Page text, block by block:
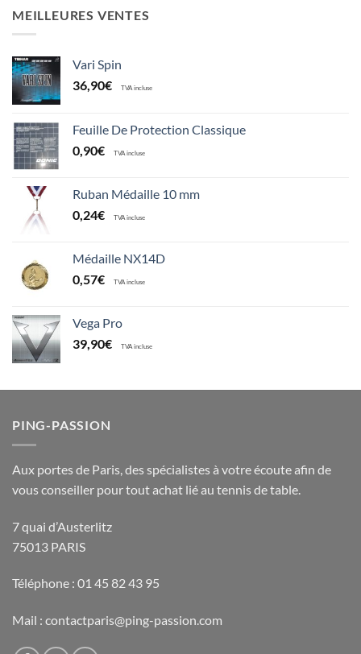
MEILLEURES VENTES
Vari Spin
36,90€ TVA incluse
Feuille De Protection Classique
0,90€ TVA incluse
Ruban Médaille 10 mm
0,24€ TVA incluse
Médaille NX14D
0,57€ TVA incluse
Vega Pro
39,90€ TVA incluse
PING-PASSION
Aux portes de Paris, des spécialistes à votre écoute afin de
vous conseiller pour tout achat lié au tennis de table.
7 quai d’Austerlitz
75013 PARIS
Téléphone : 01 45 82 43 95
Mail : contactparis@ping-passion.com